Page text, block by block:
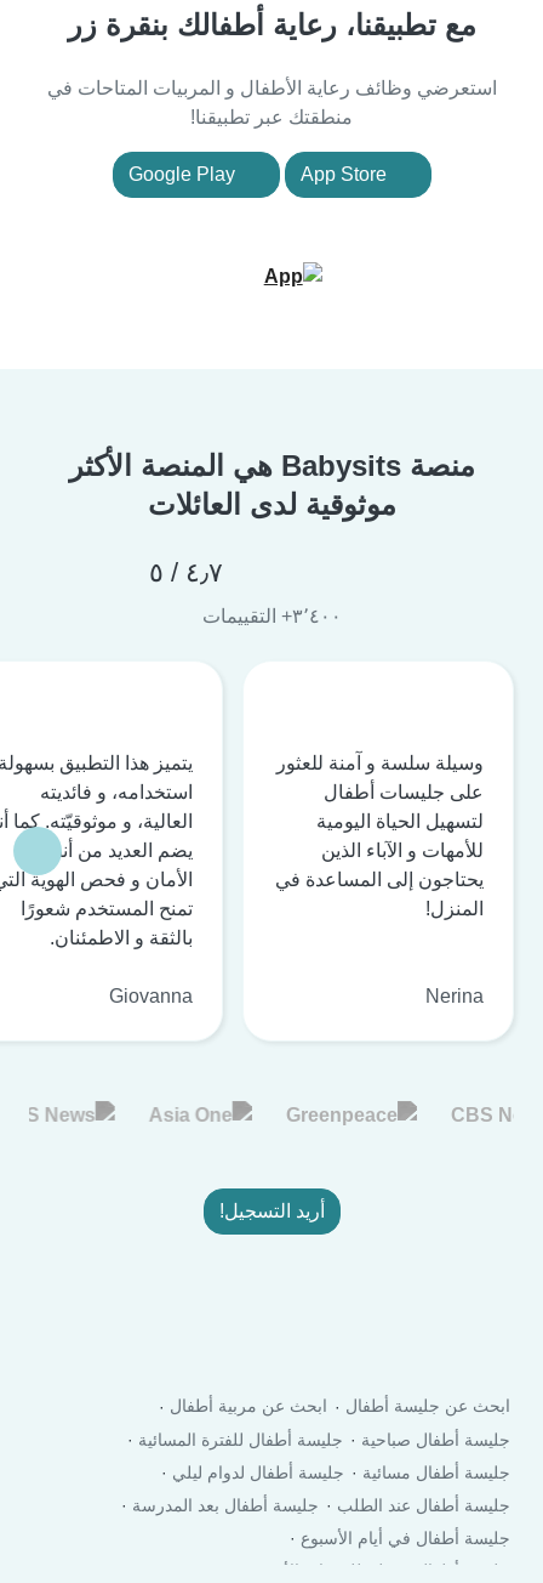
مع تطبيقنا، رعاية أطفالك بنقرة زر
استعرضي وظائف رعاية الأطفال و المربيات المتاحات في
منطقتك عبر تطبيقنا!
App Store
Google Play
منصة Babysits هي المنصة الأكثر
موثوقية لدى العائلات
٤٫٧ / ٥
٣٬٤٠٠+ التقييمات
وسيلة سلسة و آمنة للعثور
على جليسات أطفال
لتسهيل الحياة اليومية
للأمهات و الآباء الذين
يحتاجون إلى المساعدة في
المنزل!
Nerina
يتميز هذا التطبيق
استخدامه، و فائديته
العالية، و موثوقيّته. كما
يضم العديد من أنظمة
الأمان و فحص الهوية
تمنح المستخدم شعورًا
بالثقة و الاطمئنان.
Giovanna
أريد التسجيل!
ابحث عن جليسة أطفال
ابحث عن مربية أطفال
جليسة أطفال صباحية
جليسة أطفال للفترة المسائية
جليسة أطفال مسائية
جليسة أطفال لدوام ليلي
جليسة أطفال عند الطلب
جليسة أطفال بعد المدرسة
جليسة أطفال في أيام الأسبوع
جليسة أطفال في لعطلة نهاية الأسبوع